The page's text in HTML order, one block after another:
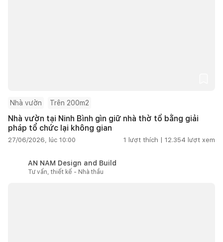
Nhà vườn Trên 200m2
Nhà vườn tại Ninh Bình gìn giữ nhà thờ tổ bằng giải
pháp tổ chức lại không gian
27/06/2026, lúc 10:00 1 lượt thích | 12.354 lượt xem
AN NAM Design and Build
Tư vấn, thiết kế - Nhà thầu